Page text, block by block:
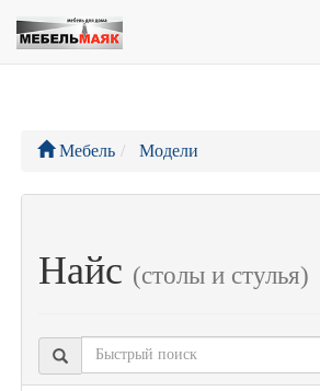
Мебель Модели
Найс (столы и стулья)